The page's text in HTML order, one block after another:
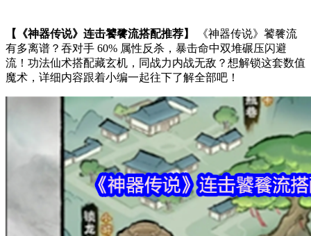
【《神器传说》连击饕餮流搭配推荐】
《神器传说》饕餮流
有多离谱？吞对手 60% 属性反杀，暴击命中双堆碾压闪避
流！功法仙术搭配藏玄机，同战力内战无敌？想解锁这套数值
魔术，详细内容跟着小编一起往下了解全部吧！